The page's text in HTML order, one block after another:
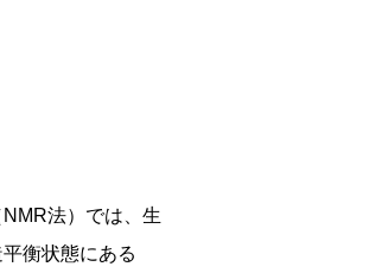
法）では、生
衡状態にある